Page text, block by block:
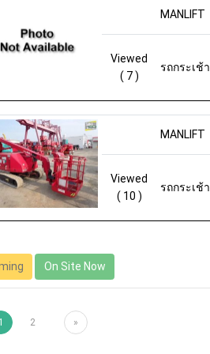
MANLIFT
Viewed
( 7 )
รถกระเช้า
MANLIFT
Viewed
( 10 )
รถกระเช้า
On Site Now
2 »